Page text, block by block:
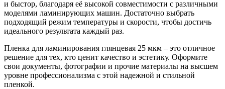
и быстор, благодаря её высокой совместимости с различными
моделями ламинирующих машин. Достаточно выбрать
подходящий режим температуры и скорости, чтобы достичь
идеального результата каждый раз.
Пленка для ламинирования глянцевая 25 мкм – это отличное
решение для тех, кто ценит качество и эстетику. Оформите
свои документы, фотографии и прочие материалы на высшем
уровне профессионализма с этой надежной и стильной
пленкой.